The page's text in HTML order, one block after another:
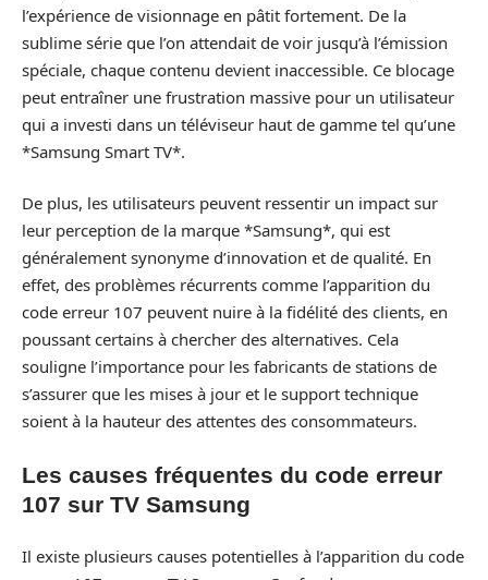
l’expérience de visionnage en pâtit fortement. De la
sublime série que l’on attendait de voir jusqu’à l’émission
spéciale, chaque contenu devient inaccessible. Ce blocage
peut entraîner une frustration massive pour un utilisateur
qui a investi dans un téléviseur haut de gamme tel qu’une
*Samsung Smart TV*.
De plus, les utilisateurs peuvent ressentir un impact sur
leur perception de la marque *Samsung*, qui est
généralement synonyme d’innovation et de qualité. En
effet, des problèmes récurrents comme l’apparition du
code erreur 107 peuvent nuire à la fidélité des clients, en
poussant certains à chercher des alternatives. Cela
souligne l’importance pour les fabricants de stations de
s’assurer que les mises à jour et le support technique
soient à la hauteur des attentes des consommateurs.
Les causes fréquentes du code erreur
107 sur TV Samsung
Il existe plusieurs causes potentielles à l’apparition du code